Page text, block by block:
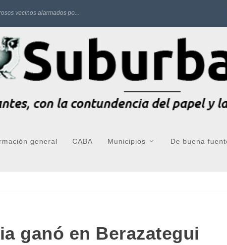
vecinos alarmados po...
general CABA Municipios De buena
ganó en Berazategui